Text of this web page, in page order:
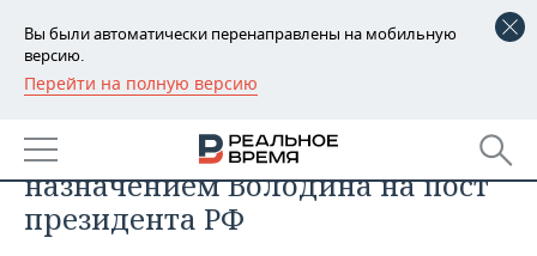
Вы были автоматически перенаправлены на мобильную
версию.
Перейти на полную версию
РЕГИОНЫ
БАШКОРТОСТАН
ТАТАРСТАН
НОВОСТИ
АНАЛИТИКА
Путину, что их пугают
назначением Володина на пост
президента РФ